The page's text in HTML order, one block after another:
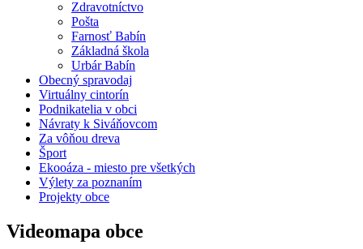
Zdravotníctvo
Pošta
Farnosť Babín
Základná škola
Urbár Babín
Obecný spravodaj
Virtuálny cintorín
Podnikatelia v obci
Návraty k Siváňovcom
Za vôňou dreva
Šport
Ekooáza - miesto pre všetkých
Výlety za poznaním
Projekty obce
Videomapa obce